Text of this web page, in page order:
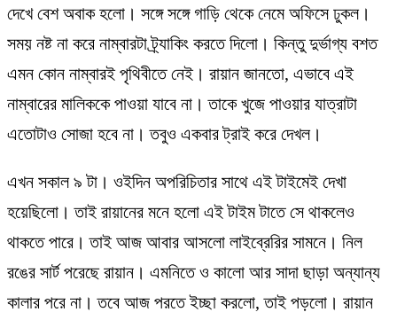
দেখে বেশ অবাক হলো। সঙ্গে সঙ্গে গাড়ি থেকে নেমে অফিসে ঢুকল।
সময় নষ্ট না করে নাম্বারটা ট্র্যাকিং করতে দিলো। কিন্তু দুর্ভাগ্য বশত
এমন কোন নাম্বারই পৃথিবীতে নেই। রায়ান জানতো, এভাবে এই
নাম্বারের মালিককে পাওয়া যাবে না। তাকে খুজে পাওয়ার যাত্রাটা
এতোটাও সোজা হবে না। তবুও একবার ট্রাই করে দেখল।
এখন সকাল ৯ টা। ওইদিন অপরিচিতার সাথে এই টাইমেই দেখা
হয়েছিলো। তাই রায়ানের মনে হলো এই টাইম টাতে সে থাকলেও
থাকতে পারে। তাই আজ আবার আসলো লাইব্রেরির সামনে। নিল
রঙের সার্ট পরেছে রায়ান। এমনিতে ও কালো আর সাদা ছাড়া অন্যান্য
কালার পরে না। তবে আজ পরতে ইচ্ছা করলো, তাই পড়লো। রায়ান